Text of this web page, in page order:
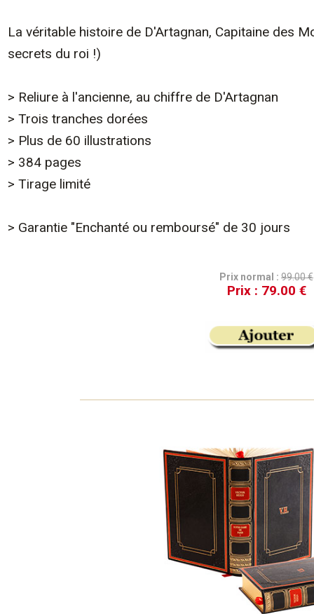
La véritable histoire de D'Artagnan, Capitaine des
secrets du roi !)
> Reliure à l'ancienne, au chiffre de D'Artagnan
> Trois tranches dorées
> Plus de 60 illustrations
> 384 pages
> Tirage limité
> Garantie "Enchanté ou remboursé" de 30 jours
Prix normal : 99.00 €
Prix : 79.00 €